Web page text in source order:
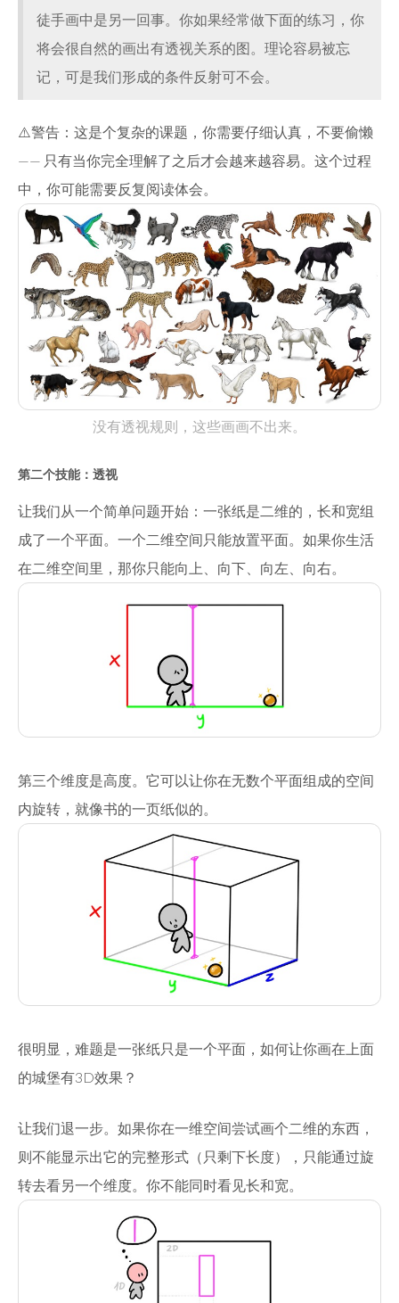
徒手画中是另一回事。你如果经常做下面的练习，你
将会很自然的画出有透视关系的图。理论容易被忘
记，可是我们形成的条件反射可不会。
⚠️警告：这是个复杂的课题，你需要仔细认真，不要偷懒
—— 只有当你完全理解了之后才会越来越容易。这个过程
中，你可能需要反复阅读体会。
没有透视规则，这些画画不出来。
第二个技能：透视
让我们从一个简单问题开始：一张纸是二维的，长和宽组
成了一个平面。一个二维空间只能放置平面。如果你生活
在二维空间里，那你只能向上、向下、向左、向右。
第三个维度是高度。它可以让你在无数个平面组成的空间
内旋转，就像书的一页纸似的。
很明显，难题是一张纸只是一个平面，如何让你画在上面
的城堡有3D效果？
让我们退一步。如果你在一维空间尝试画个二维的东西，
则不能显示出它的完整形式（只剩下长度），只能通过旋
转去看另一个维度。你不能同时看见长和宽。